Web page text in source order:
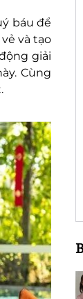
báu để
và tạo
giải
Cùng